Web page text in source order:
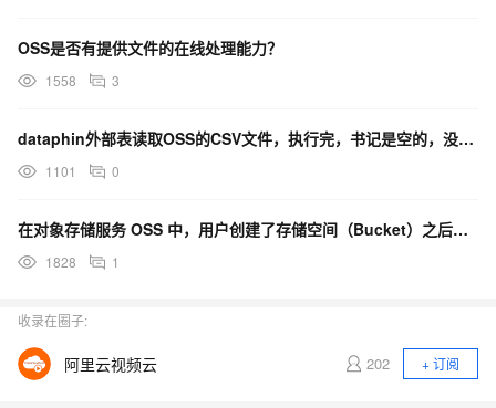
OSS是否有提供文件的在线处理能力？
1558 3
dataphin外部表读取OSS的CSV文件，执行完，书记是空的，没有读到csv文件。
1101 0
在对象存储服务 OSS 中，用户创建了存储空间（Bucket）之后，可以上传任何类型的文件（Obje
1828 1
收录在圈子:
阿里云视频云 202 + 订阅